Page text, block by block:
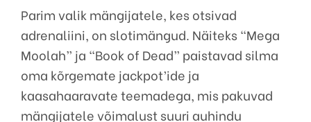
Parim valik mängijatele, kes otsivad
adrenaliini, on slotimängud. Näiteks “Mega
Moolah” ja “Book of Dead” paistavad silma
oma kõrgemate jackpot’ide ja
kaasahaaravate teemadega, mis pakuvad
mängijatele võimalust suuri auhindu